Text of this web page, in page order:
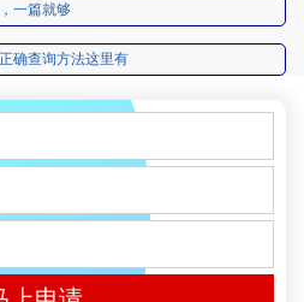
一篇就够
确查询方法这里有
【申请成功】
【申请成功】
【申请成功】
【申请成功】
【申请成功】